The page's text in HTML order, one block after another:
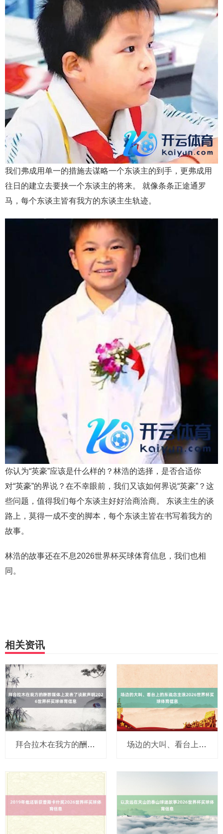
我们弗成用单一的措施去谋略一个东谈主的到手，更弗成用
往日的建立去要挟一个东谈主的将来。 就像条条正途通罗
马，每个东谈主皆有我方的东谈主生轨迹。
你认为“英豪”应该是什么样的？林浩的选择，是否合适你
对“英豪”的界说？在不幸眼前，我们又该如何界说“英豪”？这
些问题，值得我们每个东谈主好好洽商洽商。 东谈主生的谈
路上，莫得一成不变的脚本，每个东谈主皆在书写着我方的
故事。
林浩的故事还在不息2026世界杯买球体育信息，我们也相
同。
相关资讯
拜合拉木在我方的酬酢媒体上发表了谈歉声明2026世界杯买球体育信息 场边的大叫、看台上的东说念主浪2026世界杯买球体育信息